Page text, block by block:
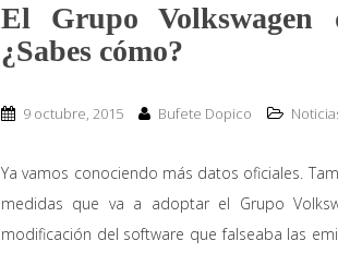
El Grupo Volkswagen
¿Sabes cómo?
9 octubre, 2015 Bufete Dopico
Ya vamos conociendo más datos oficiales.
medidas que va a adoptar el Grupo
modificación del software que falseaba las